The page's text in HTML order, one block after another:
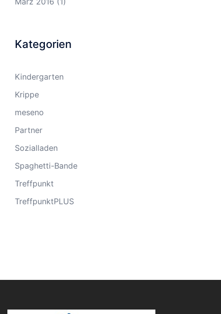
Kategorien
Kindergarten
Krippe
meseno
Partner
Sozialladen
Spaghetti-Bande
Treffpunkt
TreffpunktPLUS